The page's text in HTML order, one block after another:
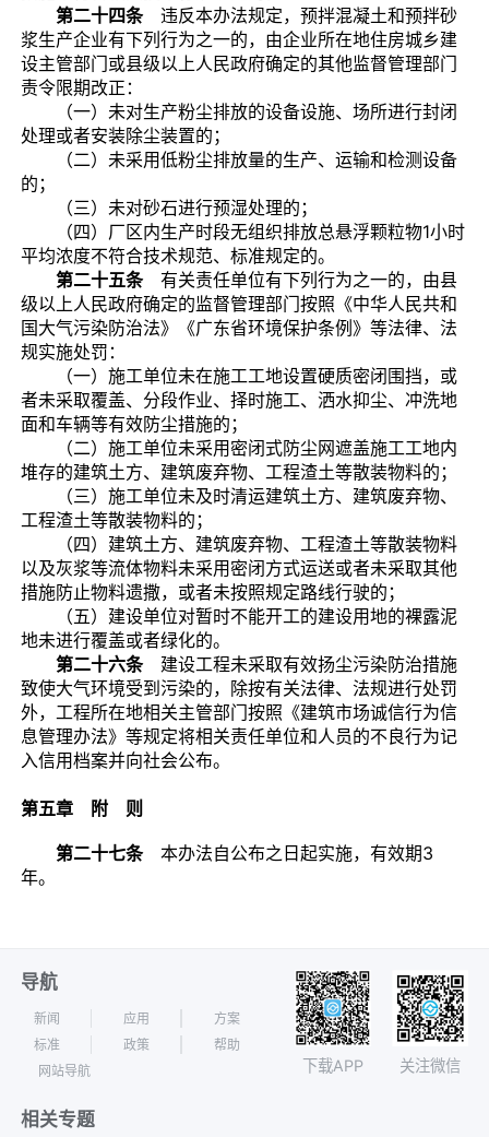
第二十四条违反本办法规定，预拌混凝土和预拌砂
浆生产企业有下列行为之一的，由企业所在地住房城乡建
设主管部门或县级以上人民政府确定的其他监督管理部门
责令限期改正：
（一）未对生产粉尘排放的设备设施、场所进行封闭
处理或者安装除尘装置的；
（二）未采用低粉尘排放量的生产、运输和检测设备
的；
（三）未对砂石进行预湿处理的；
（四）厂区内生产时段无组织排放总悬浮颗粒物1小时
平均浓度不符合技术规范、标准规定的。
第二十五条有关责任单位有下列行为之一的，由县
级以上人民政府确定的监督管理部门按照《中华人民共和
国大气污染防治法》《广东省环境保护条例》等法律、法
规实施处罚：
（一）施工单位未在施工工地设置硬质密闭围挡，或
者未采取覆盖、分段作业、择时施工、洒水抑尘、冲洗地
面和车辆等有效防尘措施的；
（二）施工单位未采用密闭式防尘网遮盖施工工地内
堆存的建筑土方、建筑废弃物、工程渣土等散装物料的；
（三）施工单位未及时清运建筑土方、建筑废弃物、
工程渣土等散装物料的；
（四）建筑土方、建筑废弃物、工程渣土等散装物料
以及灰浆等流体物料未采用密闭方式运送或者未采取其他
措施防止物料遗撒，或者未按照规定路线行驶的；
（五）建设单位对暂时不能开工的建设用地的裸露泥
地未进行覆盖或者绿化的。
第二十六条建设工程未采取有效扬尘污染防治措施
致使大气环境受到污染的，除按有关法律、法规进行处罚
外，工程所在地相关主管部门按照《建筑市场诚信行为信
息管理办法》等规定将相关责任单位和人员的不良行为记
入信用档案并向社会公布。
第五章 附 则
第二十七条本办法自公布之日起实施，有效期3
年。
导航
新闻 应用
方案
标准
政策
帮助
网站导航
下载APP 关注微信
相关专题